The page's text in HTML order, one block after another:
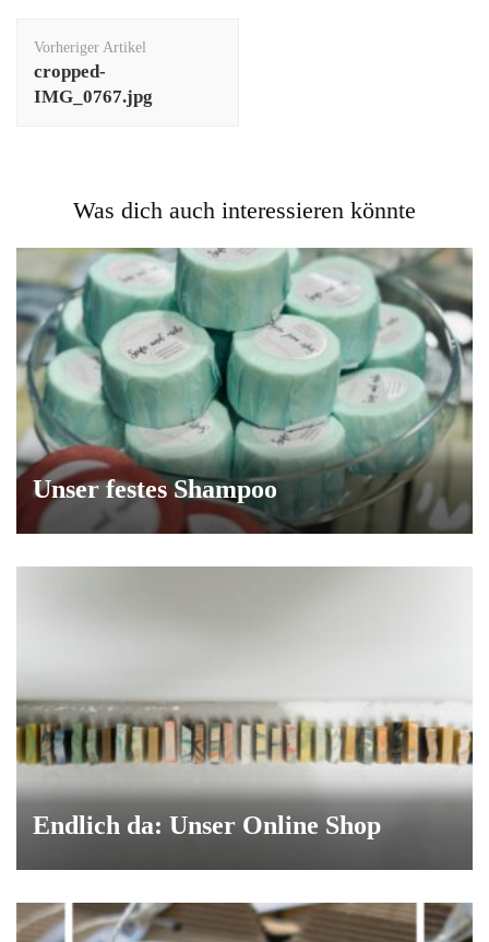
Vorheriger Artikel
cropped-
IMG_0767.jpg
Was dich auch interessieren könnte
Unser festes Shampoo
Endlich da: Unser Online Shop